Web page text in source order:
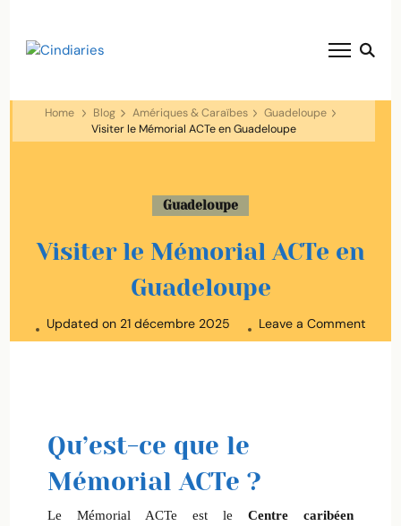
Home Blog Amériques & Caraïbes
Guadeloupe
Visiter le Mémorial ACTe en Guadeloupe
Guadeloupe
Visiter le Mémorial ACTe en
Guadeloupe
Updated on 21 décembre 2025 Leave a Commenton
Visiter
Qu’est-ce que le
Mémorial ACTe ?
Le Mémorial ACTe est le Centre caribéen